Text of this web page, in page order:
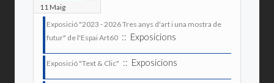
11 Maig
Exposició "2023 - 2026 Tres anys d'art i una mostra de
futur" de l'Espai Art60 :: Exposicions
Exposició "Text & Clic" :: Exposicions